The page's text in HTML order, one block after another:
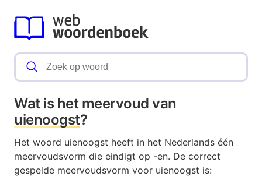
Wat is het meervoud van
uienoogst?
Het woord uienoogst heeft in het Nederlands één
meervoudsvorm die eindigt op -en. De correct
gespelde meervoudsvorm voor uienoogst is: